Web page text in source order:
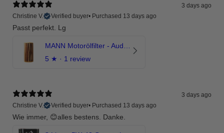
3 days ago
Christine V.
Verified buyer• Purchased 13 days ago
Passt perfekt. Lg
5 ★ · 1 review
3 days ago
Christine V.
Verified buyer• Purchased 13 days ago
Wie immer, 😊alles bestens. Danke.